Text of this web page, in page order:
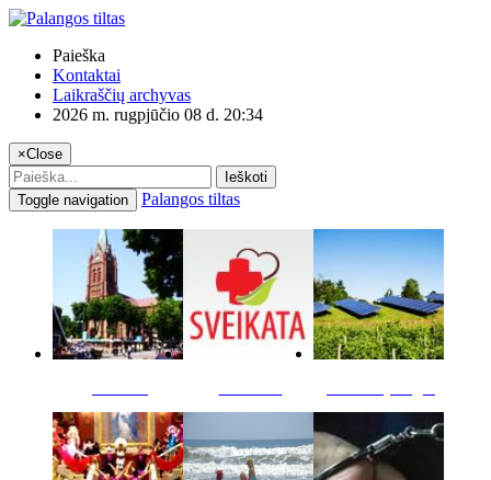
Paieška
Kontaktai
Laikraščių archyvas
2026 m. rugpjūčio 08 d. 20:34
×Close
Ieškoti
Toggle navigation
Palangos tiltas